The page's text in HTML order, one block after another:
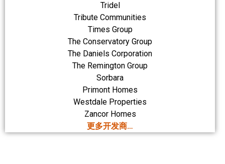
Tridel
Tribute Communities
Times Group
The Conservatory Group
The Daniels Corporation
The Remington Group
Sorbara
Primont Homes
Westdale Properties
Zancor Homes
更多开发商…